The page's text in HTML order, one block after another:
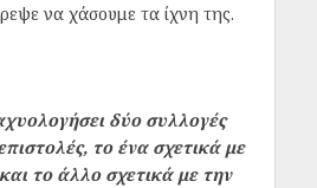
να χάσουμε τα ίχνη της.
δύο συλλογές
το ένα σχετικά με
το άλλο σχετικά με την